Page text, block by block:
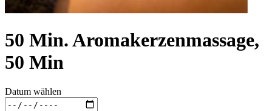
50 Min. Aromakerzenmassage,
50 Min
Datum wählen